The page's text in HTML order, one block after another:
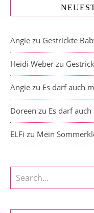
Angie zu Gestrickte
Heidi Weber zu
Angie zu Es darf auch
Doreen zu Es darf
ELFi zu Mein